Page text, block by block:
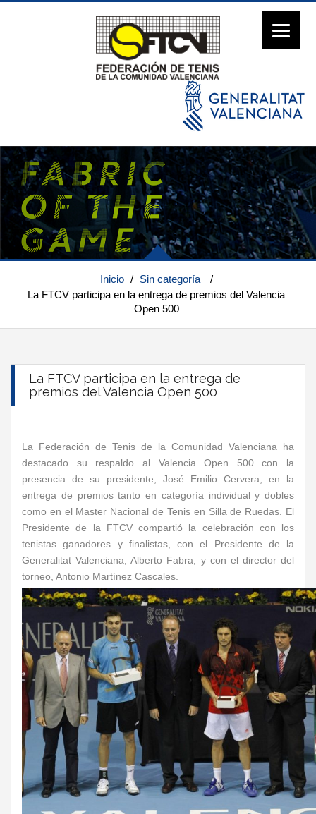
Inicio / Sin categoría
/
La FTCV participa en la entrega de premios del Valencia
Open 500
La FTCV participa en la entrega de
premios del Valencia Open 500
La Federación de Tenis de la Comunidad Valenciana ha
destacado su respaldo al Valencia Open 500 con la
presencia de su presidente, José Emilio Cervera, en la
entrega de premios tanto en categoría individual y dobles
como en el Master Nacional de Tenis en Silla de Ruedas. El
Presidente de la FTCV compartió la celebración con los
tenistas ganadores y finalistas, con el Presidente de la
Generalitat Valenciana, Alberto Fabra, y con el director del
torneo, Antonio Martínez Cascales.